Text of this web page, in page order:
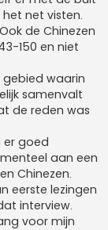
net visten.
de Chinezen
150 en niet
waarin
samenvalt
de reden was
er goed
aan een
Chinezen.
eerste lezingen
interview.
voor mijn